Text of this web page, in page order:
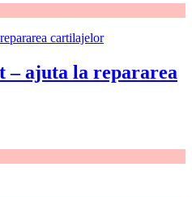
– ajuta la repararea